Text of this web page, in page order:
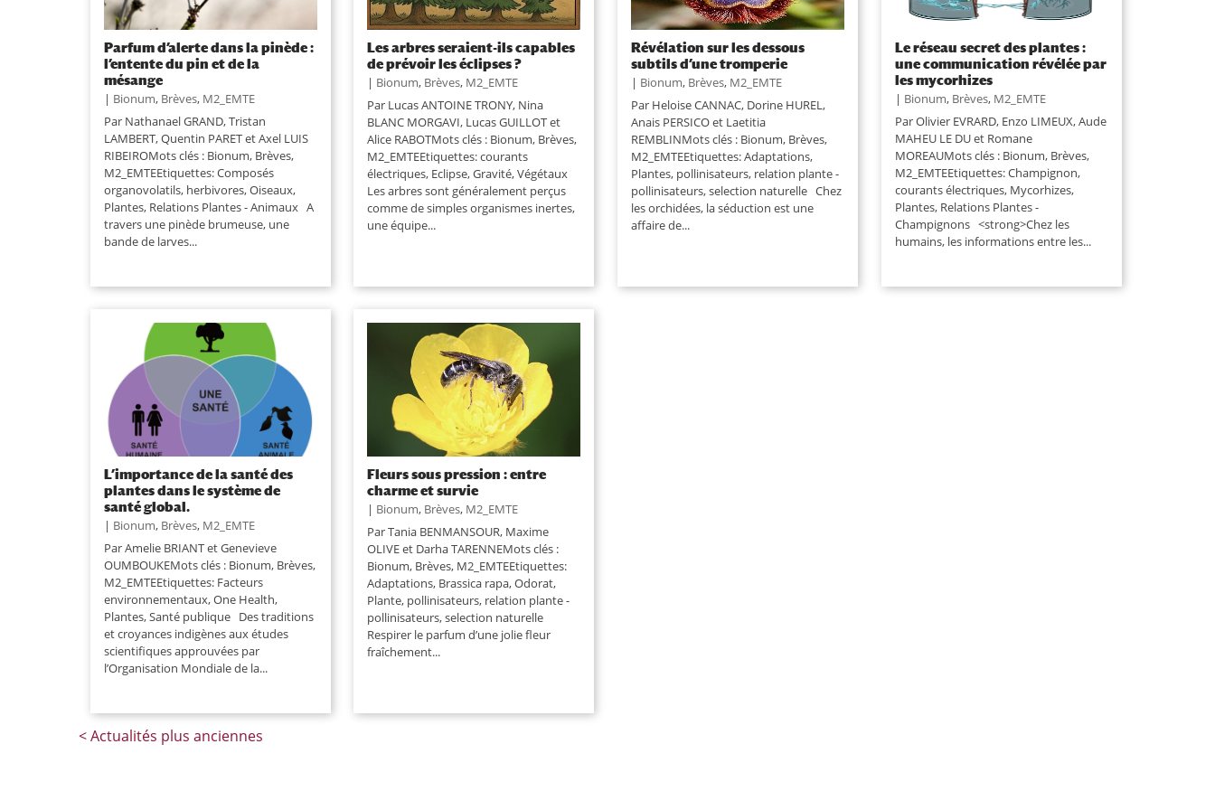
Parfum d’alerte dans la pinède :
l’entente du pin et de la
mésange
| Bionum, Brèves, M2_EMTE
Par Nathanael GRAND, Tristan
LAMBERT, Quentin PARET et Axel LUIS
RIBEIROMots clés : Bionum, Brèves,
M2_EMTEEtiquettes: Composés
organovolatils, herbivores, Oiseaux,
Plantes, Relations Plantes - Animaux A
travers une pinède brumeuse, une
bande de larves...
Les arbres seraient-ils capables
de prévoir les éclipses ?
| Bionum, Brèves, M2_EMTE
Par Lucas ANTOINE TRONY, Nina
BLANC MORGAVI, Lucas GUILLOT et
Alice RABOTMots clés : Bionum, Brèves,
M2_EMTEEtiquettes: courants
électriques, Eclipse, Gravité, Végétaux
Les arbres sont généralement perçus
comme de simples organismes inertes,
une équipe...
Révélation sur les dessous
subtils d’une tromperie
| Bionum, Brèves, M2_EMTE
Par Heloise CANNAC, Dorine HUREL,
Anais PERSICO et Laetitia
REMBLINMots clés : Bionum, Brèves,
M2_EMTEEtiquettes: Adaptations,
Plantes, pollinisateurs, relation plante -
pollinisateurs, selection naturelle Chez
les orchidées, la séduction est une
affaire de...
Le réseau secret des plantes :
une communication révélée par
les mycorhizes
| Bionum, Brèves, M2_EMTE
Par Olivier EVRARD, Enzo LIMEUX, Aude
MAHEU LE DU et Romane
MOREAUMots clés : Bionum, Brèves,
M2_EMTEEtiquettes: Champignon,
courants électriques, Mycorhizes,
Plantes, Relations Plantes -
Champignons <strong>Chez les
humains, les informations entre les...
L’importance de la santé des
plantes dans le système de
santé global.
| Bionum, Brèves, M2_EMTE
Par Amelie BRIANT et Genevieve
OUMBOUKEMots clés : Bionum, Brèves,
M2_EMTEEtiquettes: Facteurs
environnementaux, One Health,
Plantes, Santé publique Des traditions
et croyances indigènes aux études
scientifiques approuvées par
l’Organisation Mondiale de la...
Fleurs sous pression : entre
charme et survie
| Bionum, Brèves, M2_EMTE
Par Tania BENMANSOUR, Maxime
OLIVE et Darha TARENNEMots clés :
Bionum, Brèves, M2_EMTEEtiquettes:
Adaptations, Brassica rapa, Odorat,
Plante, pollinisateurs, relation plante -
pollinisateurs, selection naturelle
Respirer le parfum d’une jolie fleur
fraîchement...